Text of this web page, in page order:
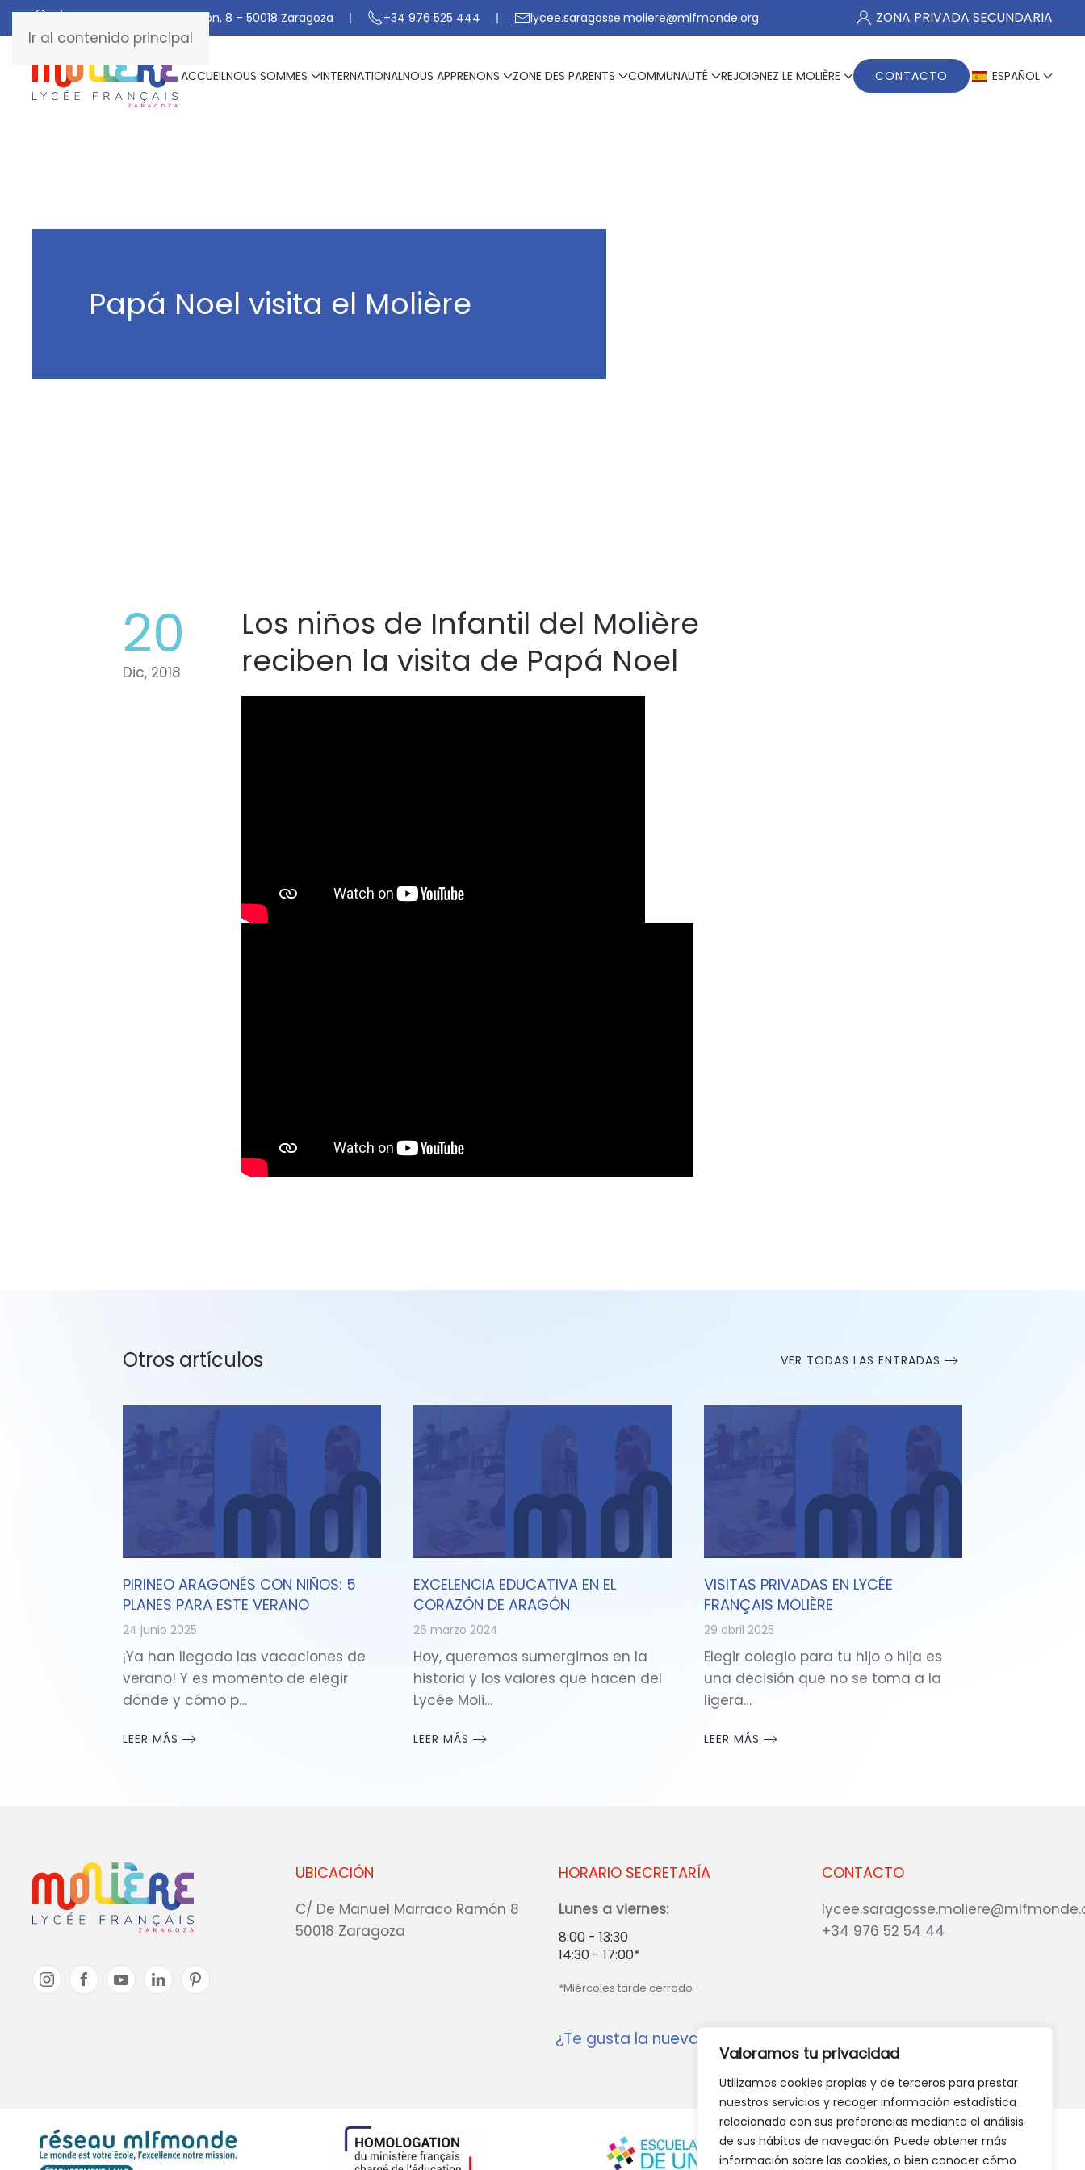
Valoramos tu privacidad
Utilizamos cookies propias y de terceros para prestar
nuestros servicios y recoger información estadística
relacionada con sus preferencias mediante el análisis
de sus hábitos de navegación. Puede obtener más
información sobre las cookies, o bien conocer cómo
Ir al contenido principal
C/ De Manuel Marraco Ramón, 8 – 50018 Zaragoza +34 976 525 444 lycee.saragosse.moliere@mlfmonde.org ZONA PRIVADA SECUNDARIA
ACCUEILNOUS SOMMES INTERNATIONALNOUS APPRENONS ZONE DES PARENTS COMMUNAUTÉ REJOIGNEZ LE MOLIÈRE CONTACTO ESPAÑOL
Papá Noel visita el Molière
20
Dic, 2018
Los niños de Infantil del Molière
reciben la visita de Papá Noel
Otros artículos VER TODAS LAS ENTRADAS
PIRINEO ARAGONÉS CON NIÑOS: 5
PLANES PARA ESTE VERANO
24 junio 2025
¡Ya han llegado las vacaciones de
verano! Y es momento de elegir
dónde y cómo p…
LEER MÁS
EXCELENCIA EDUCATIVA EN EL
CORAZÓN DE ARAGÓN
26 marzo 2024
Hoy, queremos sumergirnos en la
historia y los valores que hacen del
Lycée Moli…
LEER MÁS
VISITAS PRIVADAS EN LYCÉE
FRANÇAIS MOLIÈRE
29 abril 2025
Elegir colegio para tu hijo o hija es
una decisión que no se toma a la
ligera…
LEER MÁS
UBICACIÓN
C/ De Manuel Marraco Ramón 8
50018 Zaragoza
CONTACTO
+34 976 52 54 44
HORARIO SECRETARÍA
Lunes a viernes:
8:00 - 13:30
14:30 - 17:00*
*Miércoles tarde cerrado
¿Te gusta la nueva web?